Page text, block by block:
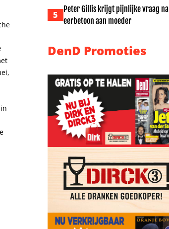
5
Peter Gillis krijgt pijnlijke vraag na
eerbetoon aan moeder
DenD Promoties